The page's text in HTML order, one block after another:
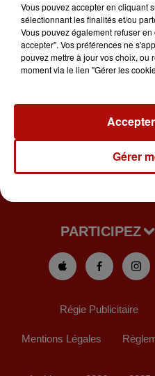
PARTICIPEZ
Régie Publicitaire
Mentions Légales
Vous pouvez accepter en cliquant
sélectionnant les finalités et/ou
Vous pouvez également refuser
accepter". Vos préférences ne
pouvez mettre à jour vos choix, ou
moment via le lien "Gérer les
Gérer